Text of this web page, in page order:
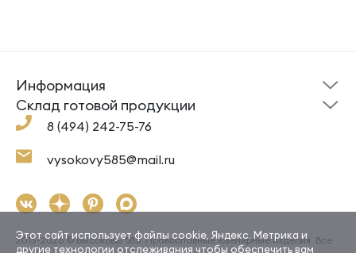
8 (494) 242-75-76
vysokovy585@mail.ru
2013-2026 © Высоковы 585. Православные ювелирные изделия. Все
Информация
Склад готовой
продукции
Под заказ
О компании
Как заказать
Помощь
Cклад готовой продукции
Кресты
Кольца
Подвески
Серьги
Ложки
Крестильные наборы
Этот сайт использует файлы cookie, Яндекс. Метрика и
другие технологии отслеживания чтобы обеспечить вам